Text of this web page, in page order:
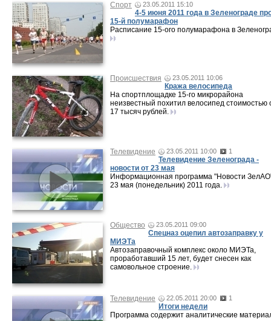
Спорт 23.05.2011 15:10
4-5 июня 2011 года в Зеленограде
15-й полумарафон
Расписание 15-ого полумарафона в
Происшествия 23.05.2011 10:06
Кража велосипеда
На спортплощадке 15-го микрорайона
неизвестный похитил велосипед стоимостью
17 тысяч рублей.
Телевидение 23.05.2011 10:00 1
Телевидение Зеленограда -
новости от 23 мая
Информационная программа "Новости
23 мая (понедельник) 2011 года.
Общество 23.05.2011 09:00
Спецназ оцепил автозаправку у
МИЭТа
Автозаправочный комплекс около МИЭТа,
проработавший 15 лет, будет снесен как
самовольное строение.
Телевидение 22.05.2011 20:00 1
Итоги недели
Программа содержит аналитические